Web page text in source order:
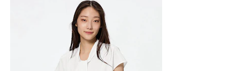
スマホと通信の最新トレンド
進化するPCとデバイスの未来
好きが集まる 比べて選べる